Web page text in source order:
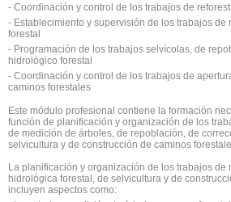
- Coordinación y control de los trabajos de
- Establecimiento y supervisión de los trabajos
forestal
- Programación de los trabajos selvícolas, de
hidrológico forestal
- Coordinación y control de los trabajos de
caminos forestales
Este módulo profesional contiene la formación
función de planificación y organización de los
de medición de árboles, de repoblación, de
selvicultura y de construcción de caminos
La planificación y organización de los trabajos de
hidrológica forestal, de selvicultura y de
incluyen aspectos como: